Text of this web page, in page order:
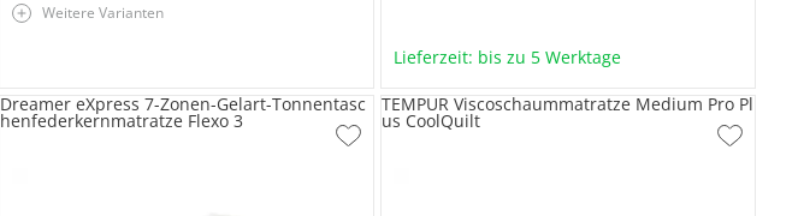
Weitere Varianten
Lieferzeit: bis zu 5 Werktage
Dreamer eXpress 7-Zonen-Gelart-Tonnentasc
henfederkernmatratze Flexo 3
TEMPUR Viscoschaummatratze Medium Pro Pl
us CoolQuilt